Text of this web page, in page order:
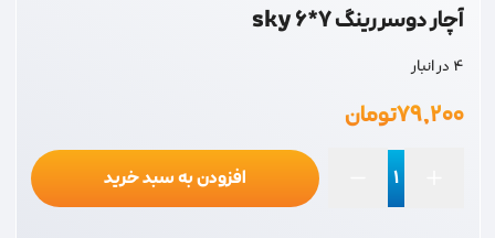
آچار دوسر رینگ 7*6 sky
4 در انبار
۷۹,۲۰۰تومان
افزودن به سبد خرید